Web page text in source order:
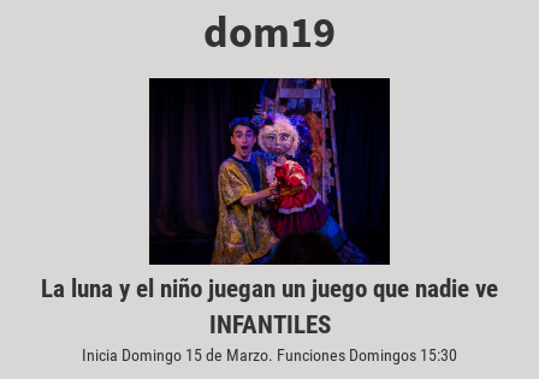
dom19
La luna y el niño juegan un juego que nadie ve
INFANTILES
Inicia Domingo 15 de Marzo. Funciones Domingos 15:30